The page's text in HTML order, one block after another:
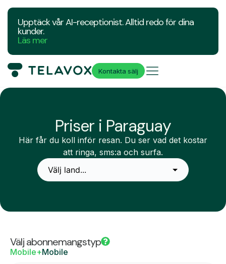
Upptäck vår AI-receptionist. Alltid redo för dina
kunder.
Läs mer
Kontakta sälj
Priser i Paraguay
Här får du koll inför resan. Du ser vad det kostar
att ringa, sms:a och surfa.
Välj abonnemangstyp
Mobile+Mobile